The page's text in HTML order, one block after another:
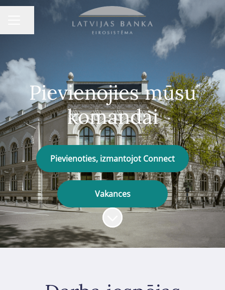
KARJERAS IZVĒLNE
Dalīties ar lapu
Pievienojies mūsu
komandai
Pievienoties, izmantojot Connect
Vakances
Ritināt saturu